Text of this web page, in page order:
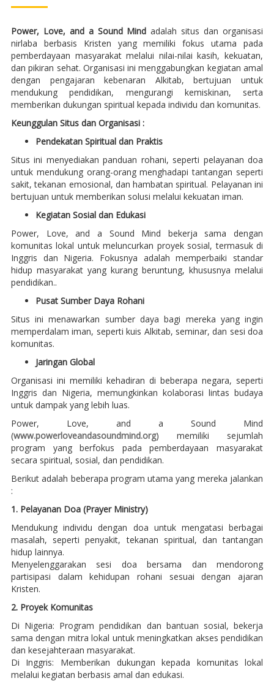
Power, Love, and a Sound Mind adalah situs dan organisasi
nirlaba berbasis Kristen yang memiliki fokus utama pada
pemberdayaan masyarakat melalui nilai-nilai kasih, kekuatan,
dan pikiran sehat. Organisasi ini menggabungkan kegiatan amal
dengan pengajaran kebenaran Alkitab, bertujuan untuk
mendukung pendidikan, mengurangi kemiskinan, serta
memberikan dukungan spiritual kepada individu dan komunitas.
Keunggulan Situs dan Organisasi :
Pendekatan Spiritual dan Praktis
Situs ini menyediakan panduan rohani, seperti pelayanan doa
untuk mendukung orang-orang menghadapi tantangan seperti
sakit, tekanan emosional, dan hambatan spiritual. Pelayanan ini
bertujuan untuk memberikan solusi melalui kekuatan iman.
Kegiatan Sosial dan Edukasi
Power, Love, and a Sound Mind bekerja sama dengan
komunitas lokal untuk meluncurkan proyek sosial, termasuk di
Inggris dan Nigeria. Fokusnya adalah memperbaiki standar
hidup masyarakat yang kurang beruntung, khususnya melalui
pendidikan..
Pusat Sumber Daya Rohani
Situs ini menawarkan sumber daya bagi mereka yang ingin
memperdalam iman, seperti kuis Alkitab, seminar, dan sesi doa
komunitas.
Jaringan Global
Organisasi ini memiliki kehadiran di beberapa negara, seperti
Inggris dan Nigeria, memungkinkan kolaborasi lintas budaya
untuk dampak yang lebih luas.
Power, Love, and a Sound Mind
(www.powerloveandasoundmind.org) memiliki sejumlah
program yang berfokus pada pemberdayaan masyarakat
secara spiritual, sosial, dan pendidikan.
Berikut adalah beberapa program utama yang mereka jalankan
:
1. Pelayanan Doa (Prayer Ministry)
Mendukung individu dengan doa untuk mengatasi berbagai
masalah, seperti penyakit, tekanan spiritual, dan tantangan
hidup lainnya.
Menyelenggarakan sesi doa bersama dan mendorong
partisipasi dalam kehidupan rohani sesuai dengan ajaran
Kristen.
2. Proyek Komunitas
Di Nigeria: Program pendidikan dan bantuan sosial, bekerja
sama dengan mitra lokal untuk meningkatkan akses pendidikan
dan kesejahteraan masyarakat.
Di Inggris: Memberikan dukungan kepada komunitas lokal
melalui kegiatan berbasis amal dan edukasi.